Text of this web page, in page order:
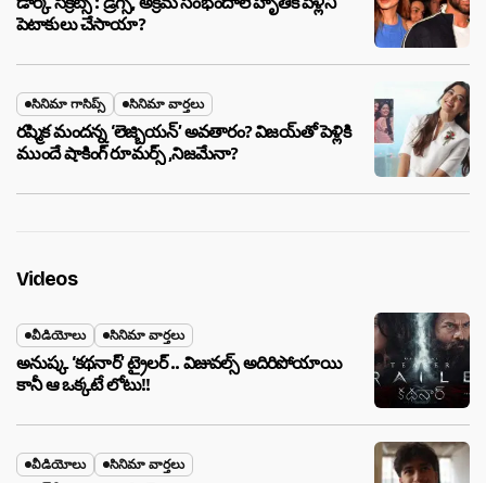
పెటాకులు చేసాయా?
సినిమా గాసిప్స్ సినిమా వార్తలు
రష్మిక మందన్న ‘లెజ్బియన్’ అవతారం? విజయ్‌తో పెళ్లికి
ముందే షాకింగ్ రూమర్స్ ,నిజమేనా?
Videos
వీడియోలు సినిమా వార్తలు
అనుష్క ‘కథనార్’ ట్రైలర్ .. విజువల్స్ అదిరిపోయాయి
కానీ ఆ ఒక్కటే లోటు!!
వీడియోలు సినిమా వార్తలు